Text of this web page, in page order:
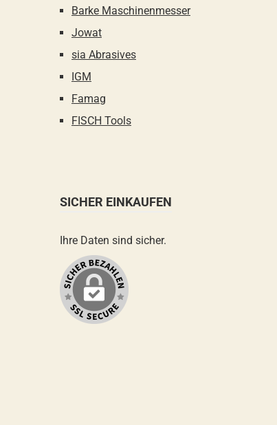
Barke Maschinenmesser
Jowat
sia Abrasives
IGM
Famag
FISCH Tools
SICHER EINKAUFEN
Ihre Daten sind sicher.